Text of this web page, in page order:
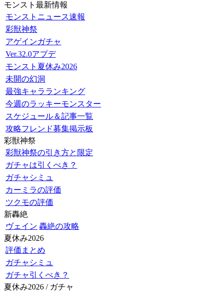
モンスト最新情報
モンストニュース速報
彩獣神祭
アゲインガチャ
Ver.32.0アプデ
モンスト夏休み2026
未開の幻洞
最強キャラランキング
今週のラッキーモンスター
スケジュール＆記事一覧
攻略フレンド募集掲示板
彩獣神祭
彩獣神祭の引き方と限定
ガチャは引くべき？
ガチャシミュ
カーミラの評価
ツクモの評価
新轟絶
ヴェイン 轟絶の攻略
夏休み2026
評価まとめ
ガチャシミュ
ガチャ引くべき？
夏休み2026 / ガチャ